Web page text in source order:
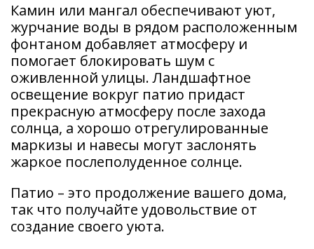
Камин или мангал обеспечивают уют,
журчание воды в рядом расположенным
фонтаном добавляет атмосферу и
помогает блокировать шум с
оживленной улицы. Ландшафтное
освещение вокруг патио придаст
прекрасную атмосферу после захода
солнца, а хорошо отрегулированные
маркизы и навесы могут заслонять
жаркое послеполуденное солнце.
Патио – это продолжение вашего дома,
так что получайте удовольствие от
создание своего уюта.